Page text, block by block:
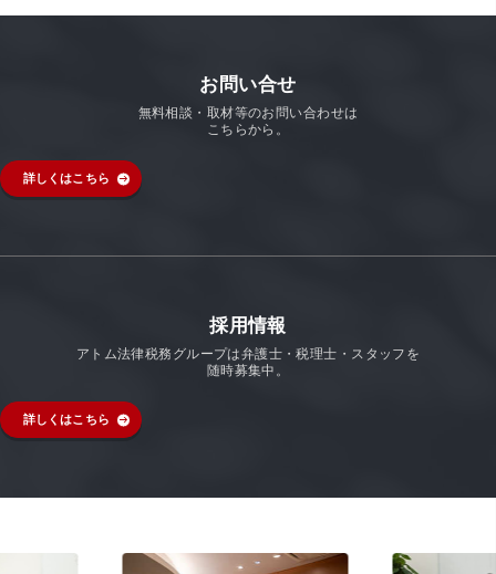
お問い合せ
無料相談・取材等のお問い合わせは
こちらから。
詳しくはこちら
採用情報
アトム法律税務グループは弁護士・税理士・スタッフを
随時募集中。
詳しくはこちら